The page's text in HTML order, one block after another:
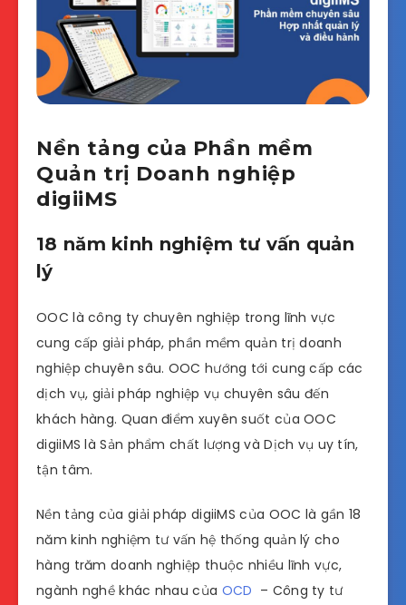
Nền tảng của Phần mềm
Quản trị Doanh nghiệp
digiiMS
18 năm kinh nghiệm tư vấn quản
lý
OOC là công ty chuyên nghiệp trong lĩnh vực
cung cấp giải pháp, phần mềm quản trị doanh
nghiệp chuyên sâu. OOC hướng tới cung cấp các
dịch vụ, giải pháp nghiệp vụ chuyên sâu đến
khách hàng. Quan điểm xuyên suốt của OOC
digiiMS là Sản phẩm chất lượng và Dịch vụ uy tín,
tận tâm.
Nền tảng của giải pháp digiiMS của OOC là gần 18
năm kinh nghiệm tư vấn hệ thống quản lý cho
hàng trăm doanh nghiệp thuộc nhiều lĩnh vực,
ngành nghề khác nhau của OCD – Công ty tư